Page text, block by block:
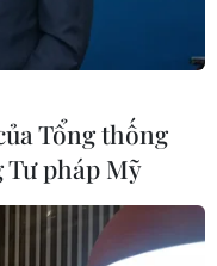
bị nghi nhiễm
Tổng thống
pháp Mỹ